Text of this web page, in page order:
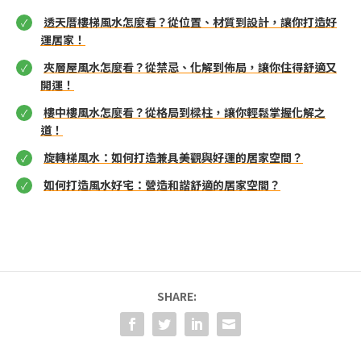
透天厝樓梯風水怎麼看？從位置、材質到設計，讓你打造好
運居家！
夾層屋風水怎麼看？從禁忌、化解到佈局，讓你住得舒適又
開運！
樓中樓風水怎麼看？從格局到樑柱，讓你輕鬆掌握化解之
道！
旋轉梯風水：如何打造兼具美觀與好運的居家空間？
如何打造風水好宅：營造和諧舒適的居家空間？
SHARE: